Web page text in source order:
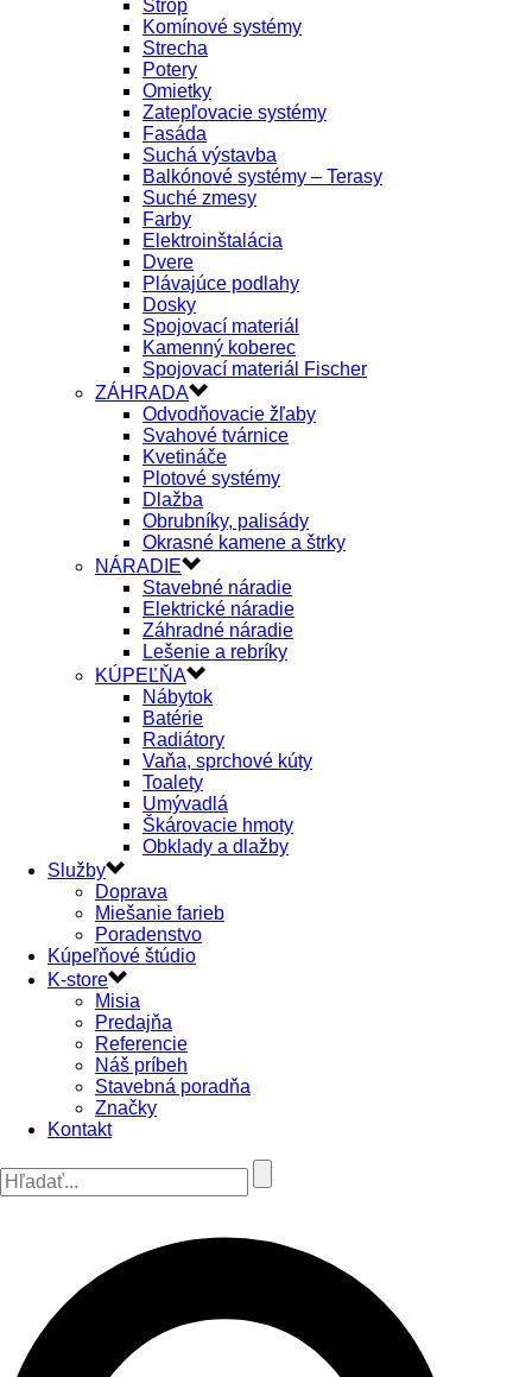
Strop
Komínové systémy
Strecha
Potery
Omietky
Zatepľovacie systémy
Fasáda
Suchá výstavba
Balkónové systémy – Terasy
Suché zmesy
Farby
Elektroinštalácia
Dvere
Plávajúce podlahy
Dosky
Spojovací materiál
Kamenný koberec
Spojovací materiál Fischer
ZÁHRADA
Odvodňovacie žľaby
Svahové tvárnice
Kvetináče
Plotové systémy
Dlažba
Obrubníky, palisády
Okrasné kamene a štrky
NÁRADIE
Stavebné náradie
Elektrické náradie
Záhradné náradie
Lešenie a rebríky
KÚPEĽŇA
Nábytok
Batérie
Radiátory
Vaňa, sprchové kúty
Toalety
Umývadlá
Škárovacie hmoty
Obklady a dlažby
Služby
Doprava
Miešanie farieb
Poradenstvo
Kúpeľňové štúdio
K-store
Misia
Predajňa
Referencie
Náš príbeh
Stavebná poradňa
Značky
Kontakt